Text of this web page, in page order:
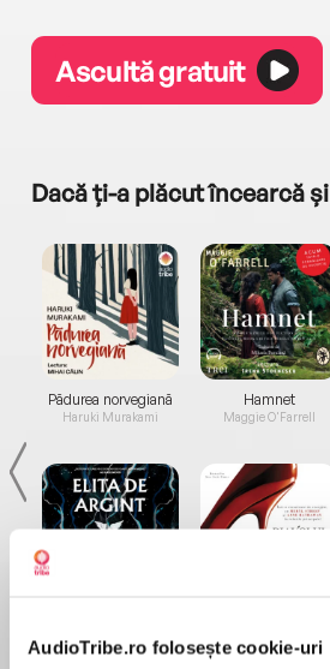
AudioTribe.ro folosește cookie-uri
Ascultă gratuit
Dacă ți-a plăcut încearcă și
Pădurea norvegiană
Haruki Murakami
de...
Dani Francis
Hamnet
Maggie O'Farrell
la...
Lauren Weisberger